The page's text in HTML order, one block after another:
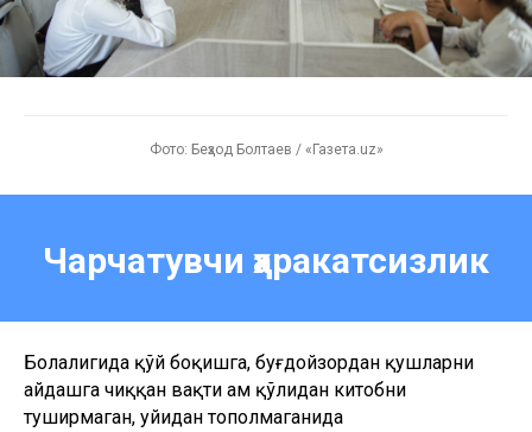
Фото: Беҳзод Болтаев / «Газета.uz»
Чарчатувчи ҳаракатсизлик
Болалигида қўй боқишга, буғдойзордан қушларни
ҳайдашга чиққан вақти ҳам қўлидан китобни
туширмаган, уйидан тополмаганида